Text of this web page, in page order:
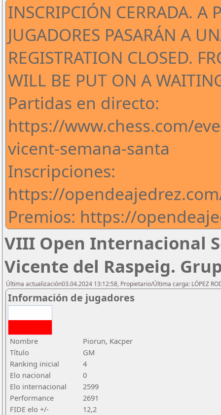
INSCRIPCIÓN CERRADA. A
JUGADORES PASARÁN A
REGISTRATION CLOSED.
WILL BE PUT ON A
Partidas en directo:
https://www.chess.com/
vicent-semana-santa
Inscripciones:
https://
Premios: https://
VIII Open Internacional
Vicente del Raspeig.
Última actualización03.04.2024 13:12:58, Propietario/Última carga: LÓPEZ
Información de jugadores
Nombre
Piorun, Kacper
Título
GM
Ranking inicial
4
Elo nacional
0
Elo internacional
2599
Performance
2691
FIDE elo +/-
12,2